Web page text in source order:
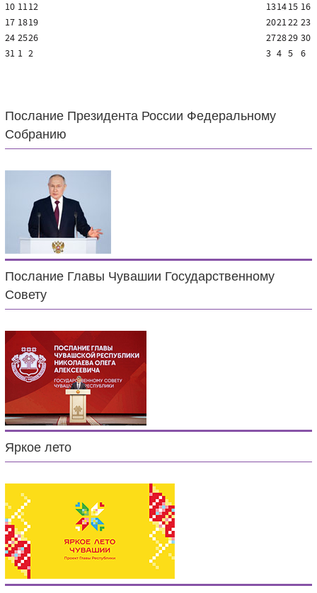
10 1112 131415 16
17 1819 202122 23
24 2526 272829 30
31 1 2 3 4 5 6
Послание Президента России Федеральному
Собранию
Послание Главы Чувашии Государственному
Совету
Яркое лето